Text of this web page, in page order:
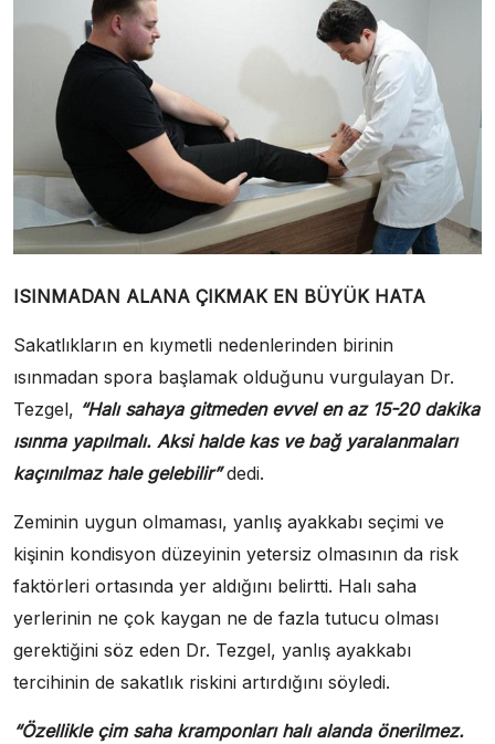
ISINMADAN ALANA ÇIKMAK EN BÜYÜK HATA
Sakatlıkların en kıymetli nedenlerinden birinin
ısınmadan spora başlamak olduğunu vurgulayan Dr.
Tezgel, “Halı sahaya gitmeden evvel en az 15-20 dakika
ısınma yapılmalı. Aksi halde kas ve bağ yaralanmaları
kaçınılmaz hale gelebilir”dedi.
Zeminin uygun olmaması, yanlış ayakkabı seçimi ve
kişinin kondisyon düzeyinin yetersiz olmasının da risk
faktörleri ortasında yer aldığını belirtti. Halı saha
yerlerinin ne çok kaygan ne de fazla tutucu olması
gerektiğini söz eden Dr. Tezgel, yanlış ayakkabı
tercihinin de sakatlık riskini artırdığını söyledi.
“Özellikle çim saha kramponları halı alanda önerilmez.